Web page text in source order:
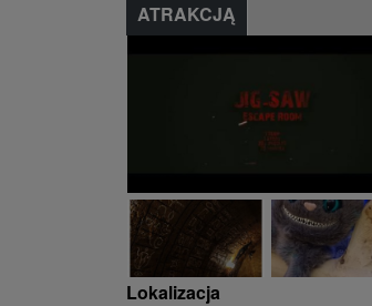
ATRAKCJĄ
Lokalizacja